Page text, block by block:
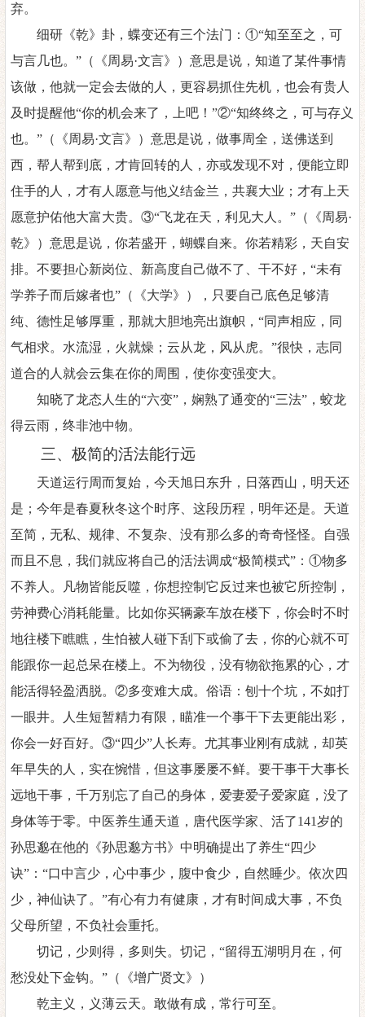
弃。
细研《乾》卦，蝶变还有三个法门：①“知至至之，可
与言几也。”（《周易·文言》）意思是说，知道了某件事情
该做，他就一定会去做的人，更容易抓住先机，也会有贵人
及时提醒他“你的机会来了，上吧！”②“知终终之，可与存义
也。”（《周易·文言》）意思是说，做事周全，送佛送到
西，帮人帮到底，才肯回转的人，亦或发现不对，便能立即
住手的人，才有人愿意与他义结金兰，共襄大业；才有上天
愿意护佑他大富大贵。③“飞龙在天，利见大人。”（《周易·
乾》）意思是说，你若盛开，蝴蝶自来。你若精彩，天自安
排。不要担心新岗位、新高度自己做不了、干不好，“未有
学养子而后嫁者也”（《大学》），只要自己底色足够清
纯、德性足够厚重，那就大胆地亮出旗帜，“同声相应，同
气相求。水流湿，火就燥；云从龙，风从虎。”很快，志同
道合的人就会云集在你的周围，使你变强变大。
知晓了龙态人生的“六变”，娴熟了通变的“三法”，蛟龙
得云雨，终非池中物。
三、极简的活法能行远
天道运行周而复始，今天旭日东升，日落西山，明天还
是；今年是春夏秋冬这个时序、这段历程，明年还是。天道
至简，无私、规律、不复杂、没有那么多的奇奇怪怪。自强
而且不息，我们就应将自己的活法调成“极简模式”：①物多
不养人。凡物皆能反噬，你想控制它反过来也被它所控制，
劳神费心消耗能量。比如你买辆豪车放在楼下，你会时不时
地往楼下瞧瞧，生怕被人碰下刮下或偷了去，你的心就不可
能跟你一起总呆在楼上。不为物役，没有物欲拖累的心，才
能活得轻盈洒脱。②多变难大成。俗语：刨十个坑，不如打
一眼井。人生短暂精力有限，瞄准一个事干下去更能出彩，
你会一好百好。③“四少”人长寿。尤其事业刚有成就，却英
年早失的人，实在惋惜，但这事屡屡不鲜。要干事干大事长
远地干事，千万别忘了自己的身体，爱妻爱子爱家庭，没了
身体等于零。中医养生通天道，唐代医学家、活了141岁的
孙思邈在他的《孙思邈方书》中明确提出了养生“四少
诀”：“口中言少，心中事少，腹中食少，自然睡少。依次四
少，神仙诀了。”有心有力有健康，才有时间成大事，不负
父母所望，不负社会重托。
切记，少则得，多则失。切记，“留得五湖明月在，何
愁没处下金钩。”（《增广贤文》）
乾主义，义薄云天。敢做有成，常行可至。